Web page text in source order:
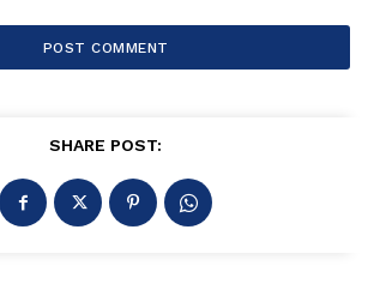
SHARE POST: